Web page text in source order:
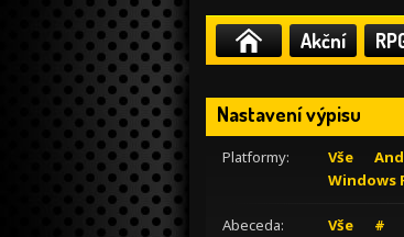
Akční
Nastavení výpisu
Platformy: Vše
Windows
Abeceda: Vše #